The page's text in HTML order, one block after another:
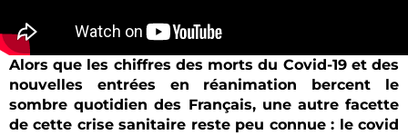
Alors que les chiffres des morts du Covid-19 et des
nouvelles entrées en réanimation bercent le
sombre quotidien des Français, une autre facette
de cette crise sanitaire reste peu connue : le covid